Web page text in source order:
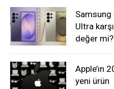
Samsung
Ultra
değer mi?
Apple’ın
yeni ürün